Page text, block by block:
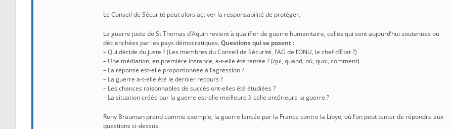
Le Conseil de Sécurité peut alors activer la responsabilité de protéger.
La guerre juste de St Thomas d’Aquin revient à qualifier de guerre humanitaire, celles qui sont aujourd’hui soutenues ou
déclenchées par les pays démocratiques.Questions qui se posent :
– Qui décide du juste ? (Les membres du Conseil de Sécurité, l’AG de l’ONU, le chef d’Etat ?)
– Une médiation, en première instance, a-t-elle été tentée ? (qui, quand, où, quoi, comment)
– La réponse est-elle proportionnée à l’agression ?
– La guerre a-t-elle été le dernier recours ?
– Les chances raisonnables de succès ont-elles été étudiées ?
– La situation créée par la guerre est-elle meilleure à celle antérieure la guerre ?
Rony Brauman prend comme exemple, la guerre lancée par la France contre la Libye, où l’on peut tenter de répondre aux
questions ci-dessus.